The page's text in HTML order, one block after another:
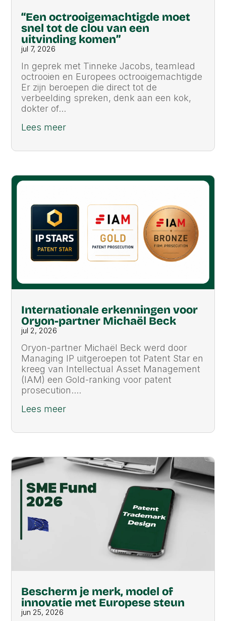
“Een octrooigemachtigde moet
snel tot de clou van een
uitvinding komen”
jul 7, 2026
In geprek met Tinneke Jacobs, teamlead
octrooien en Europees octrooigemachtigde
Er zijn beroepen die direct tot de
verbeelding spreken, denk aan een kok,
dokter of...
Lees meer
Internationale erkenningen voor
Oryon-partner Michaël Beck
jul 2, 2026
Oryon-partner Michaël Beck werd door
Managing IP uitgeroepen tot Patent Star en
kreeg van Intellectual Asset Management
(IAM) een Gold-ranking voor patent
prosecution....
Lees meer
Bescherm je merk, model of
innovatie met Europese steun
jun 25, 2026